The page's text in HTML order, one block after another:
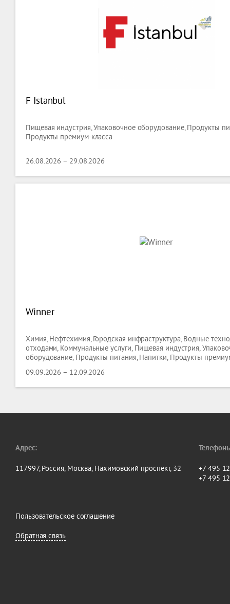
F Istanbul
Пищевая индустрия, Упаковочное оборудование, Продукты
Продукты премиум-класса
26.08.2026 – 29.08.2026
Winner
Химия, Нефтехимия, Городская инфраструктура, Водные
отходами, Коммунальные услуги, Пищевая индустрия,
оборудование, Продукты питания, Напитки, Продукты
оборудование, Лабораторные Технологии, Биотехнологии,
09.09.2026 – 12.09.2026
Адрес:
117997, Россия, Москва, Нахимовский проспект, 32
+7 495
+7 495
Пользовательское соглашение
Обратная связь